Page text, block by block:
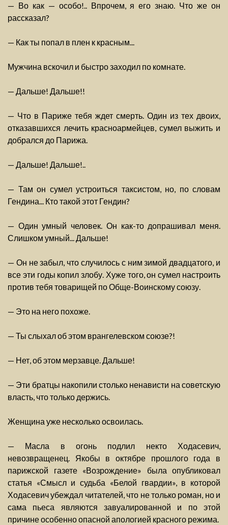
— Во как — особо!.. Впрочем, я его знаю. Что же он
рассказал?
— Как ты попал в плен к красным...
Мужчина вскочил и быстро заходил по комнате.
— Дальше! Дальше!!
— Что в Париже тебя ждет смерть. Один из тех двоих,
отказавшихся лечить красноармейцев, сумел выжить и
добрался до Парижа.
— Дальше! Дальше!..
— Там он сумел устроиться таксистом, но, по словам
Гендина... Кто такой этот Гендин?
— Один умный человек. Он как-то допрашивал меня.
Слишком умный... Дальше!
— Он не забыл, что случилось с ним зимой двадцатого, и
все эти годы копил злобу. Хуже того, он сумел настроить
против тебя товарищей по Обще-Воинскому союзу.
— Это на него похоже.
— Ты слыхал об этом врангелевском союзе?!
— Нет, об этом мерзавце. Дальше!
— Эти братцы накопили столько ненависти на советскую
власть, что только держись.
Женщина уже несколько освоилась.
— Масла в огонь подлил некто Ходасевич,
невозвращенец. Якобы в октябре прошлого года в
парижской газете «Возрождение» была опубликовал
статья «Смысл и судьба «Белой гвардии», в которой
Ходасевич убеждал читателей, что не только роман, но и
сама пьеса являются завуалированной и по этой
причине особенно опасной апологией красного режима.